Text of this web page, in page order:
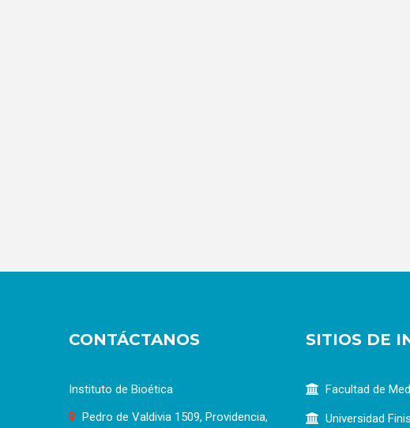
CONTÁCTANOS
Instituto de Bioética
Pedro de Valdivia 1509, Providencia,
SITIOS DE
Facultad de
Universidad